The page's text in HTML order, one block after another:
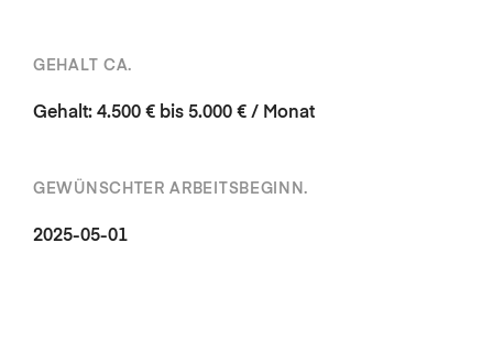
GEHALT CA.
Gehalt: 4.500 € bis 5.000 € / Monat
GEWÜNSCHTER ARBEITSBEGINN.
2025-05-01